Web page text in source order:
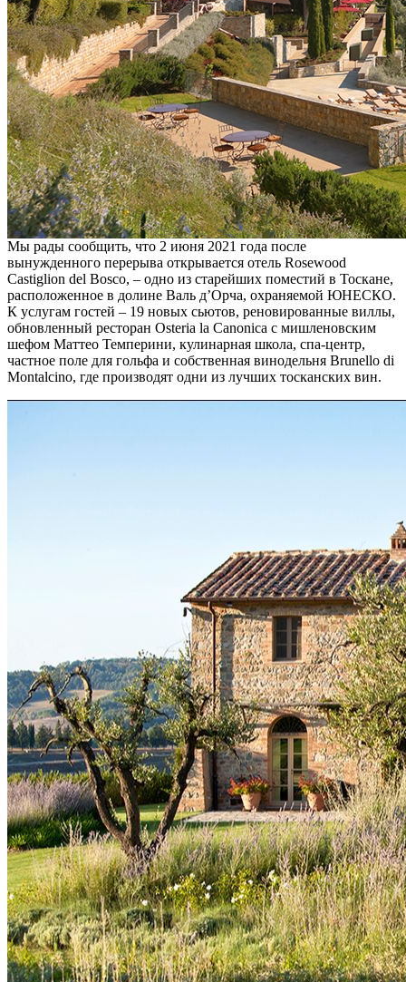
Мы рады сообщить, что 2 июня 2021 года после
вынужденного перерыва открывается отель Rosewood
Castiglion del Bosco, – одно из старейших поместий в Тоскане,
расположенное в долине Валь д’Орча, охраняемой ЮНЕСКО.
К услугам гостей – 19 новых сьютов, реновированные виллы,
обновленный ресторан Osteria la Canonica с мишленовским
шефом Маттео Темперини, кулинарная школа, спа-центр,
частное поле для гольфа и собственная винодельня Brunello di
Montalcino, где производят одни из лучших тосканских вин.